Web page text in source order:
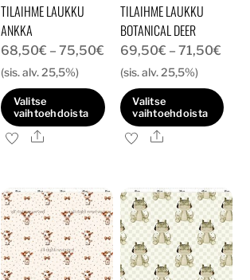
TILAIHME LAUKKU
ANKKA
68,50€ – 75,50€ Hintaluokka:
68,50€
75,50€
(sis. alv. 25,5%)
Valitse
vaihtoehdoista
Tällä
useampi
muunnelma.
Voit
tehdä
Ale
TILAIHME LAUKKU
BOTANICAL DEER
69,50€ – 71,50€
(sis. alv. 25,5%)
Valitse
vaihtoehdoista
Tällä
useampi
muunnelma.
Voit
tehdä
Ale